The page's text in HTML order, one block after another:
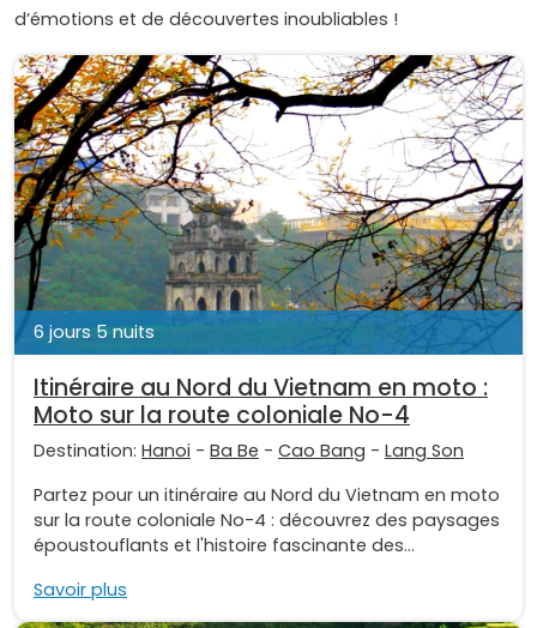
d’émotions et de découvertes inoubliables !
6 jours 5 nuits
Itinéraire au Nord du Vietnam en moto :
Moto sur la route coloniale No-4
Destination: Hanoi - Ba Be - Cao Bang - Lang Son
Partez pour un itinéraire au Nord du Vietnam en moto
sur la route coloniale No-4 : découvrez des paysages
époustouflants et l'histoire fascinante des...
Savoir plus